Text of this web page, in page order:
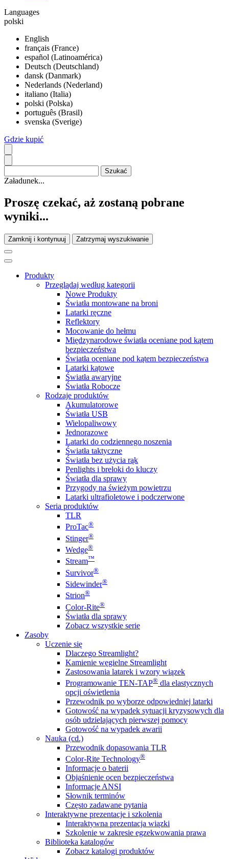
Languages
polski
English
français (France)
español (Latinoamérica)
Deutsch (Deutschland)
dansk (Danmark)
Nederlands (Nederland)
italiano (Italia)
polski (Polska)
português (Brasil)
svenska (Sverige)
Gdzie kupić
Załadunek...
Proszę czekać, aż zostaną pobrane
wyniki...
Zamknij i kontynuuj Zatrzymaj wyszukiwanie
Produkty
Przeglądaj według kategorii
Nowe Produkty
Światła montowane na broni
Latarki ręczne
Reflektory
Mocowanie do hełmu
Międzynarodowe światła oceniane pod kątem
bezpieczeństwa
Światła oceniane pod kątem bezpieczeństwa
Latarki kątowe
Światła awaryjne
Światła Robocze
Rodzaje produktów
Akumulatorowe
Światła USB
Wielopaliwowy
Jednorazowe
Latarki do codziennego noszenia
Światła taktyczne
Światła bez użycia rąk
Penlights i breloki do kluczy
Światła dla sprawy
Przygody na świeżym powietrzu
Latarki ultrafioletowe i podczerwone
Seria produktów
TLR
ProTac®
Stinger®
Wedge®
Stream™
Survivor®
Sidewinder®
Strion®
Color-Rite®
Światła dla sprawy
Zobacz wszystkie serie
Zasoby
Uczenie się
Dlaczego Streamlight?
Kamienie węgielne Streamlight
Zastosowania latarek i wzory wiązek
Programowanie TEN-TAP® dla elastycznych
opcji oświetlenia
Przewodnik po wyborze odpowiedniej latarki
Gotowość na wypadek sytuacji kryzysowych dla
osób udzielających pierwszej pomocy
Gotowość na wypadek awarii
Nauka (cd.)
Przewodnik dopasowania TLR
Color-Rite Technology®
Informacje o baterii
Objaśnienie ocen bezpieczeństwa
Informacje ANSI
Słownik terminów
Często zadawane pytania
Interaktywne prezentacje i szkolenia
Interaktywna prezentacja wiązki
Szkolenie w zakresie egzekwowania prawa
Biblioteka katalogów
Zobacz katalogi produktów